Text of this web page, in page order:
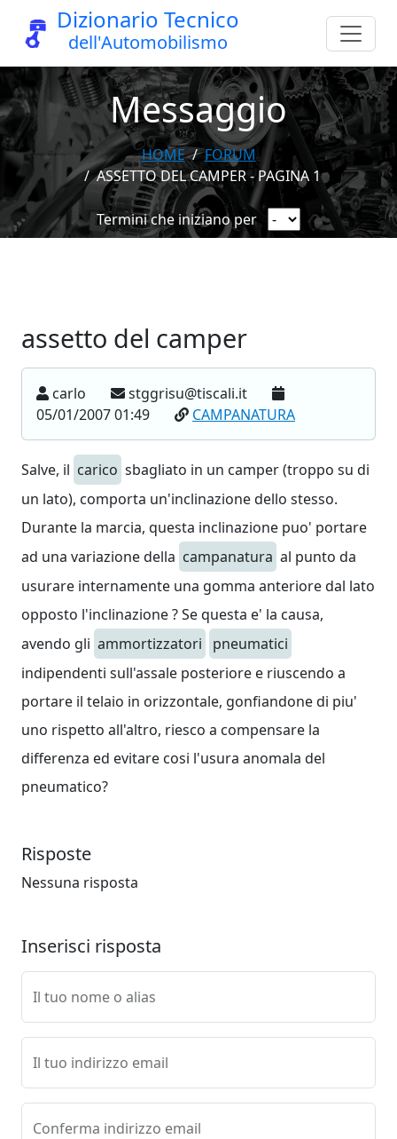
Dizionario Tecnico
dell'Automobilismo
Messaggio
HOME
FORUM
ASSETTO DEL CAMPER - PAGINA 1
Termini che iniziano per
assetto del camper
carlo
stggrisu@tiscali.it
05/01/2007 01:49
CAMPANATURA
Salve, il carico sbagliato in un camper (troppo su di
un lato), comporta un'inclinazione dello stesso.
Durante la marcia, questa inclinazione puo' portare
ad una variazione della campanatura al punto da
usurare internamente una gomma anteriore dal lato
opposto l'inclinazione ? Se questa e' la causa,
avendo gli ammortizzatori
pneumatici
indipendenti sull'assale posteriore e riuscendo a
portare il telaio in orizzontale, gonfiandone di piu'
uno rispetto all'altro, riesco a compensare la
differenza ed evitare cosi l'usura anomala del
pneumatico?
Risposte
Nessuna risposta
Inserisci risposta
Il tuo nome o alias
Il tuo indirizzo email
Conferma indirizzo email